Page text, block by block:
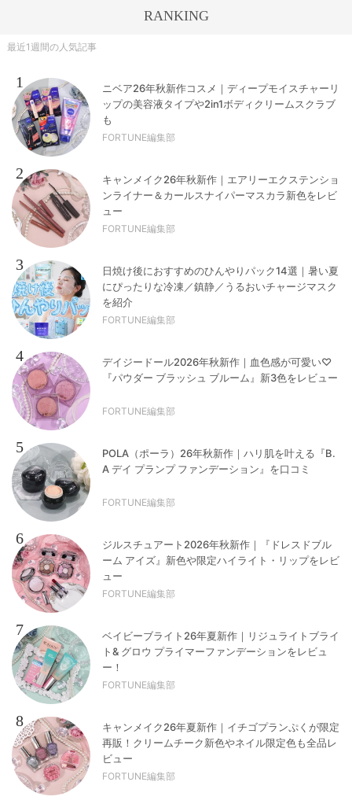
RANKING
最近1週間の人気記事
1
ニベア26年秋新作コスメ｜ディープモイスチャーリ
ップの美容液タイプや2in1ボディクリームスクラブ
も
FORTUNE編集部
2
キャンメイク26年秋新作｜エアリーエクステンショ
ンライナー＆カールスナイパーマスカラ新色をレビ
ュー
FORTUNE編集部
3
日焼け後におすすめのひんやりパック14選｜暑い夏
にぴったりな冷凍／鎮静／うるおいチャージマスク
を紹介
FORTUNE編集部
4
デイジードール2026年秋新作｜血色感が可愛い♡
『パウダー ブラッシュ ブルーム』新3色をレビュー
FORTUNE編集部
5
POLA（ポーラ）26年秋新作｜ハリ肌を叶える『B.
A デイ プランプ ファンデーション』を口コミ
FORTUNE編集部
6
ジルスチュアート2026年秋新作｜『ドレスドブル
ーム アイズ』新色や限定ハイライト・リップをレビ
ュー
FORTUNE編集部
7
ベイビーブライト26年夏新作｜リジュライトブライ
ト& グロウ プライマーファンデーションをレビュ
ー！
FORTUNE編集部
8
キャンメイク26年夏新作｜イチゴプランぷくが限定
再販！クリームチーク新色やネイル限定色も全品レ
ビュー
FORTUNE編集部